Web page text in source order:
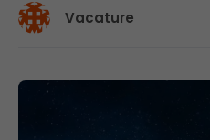
Vacature